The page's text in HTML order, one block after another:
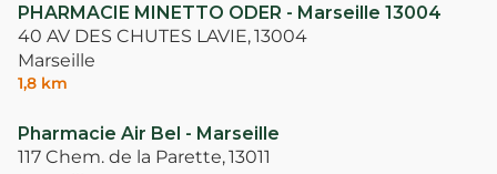
PHARMACIE MINETTO ODER - Marseille 13004
40 AV DES CHUTES LAVIE,13004
Marseille
1,8 km
Pharmacie Air Bel - Marseille
117 Chem. de la Parette,13011